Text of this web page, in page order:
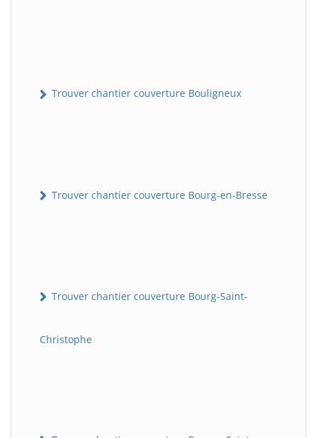
Trouver chantier couverture Bouligneux
Trouver chantier couverture Bourg-en-Bresse
Trouver chantier couverture Bourg-Saint-
Christophe